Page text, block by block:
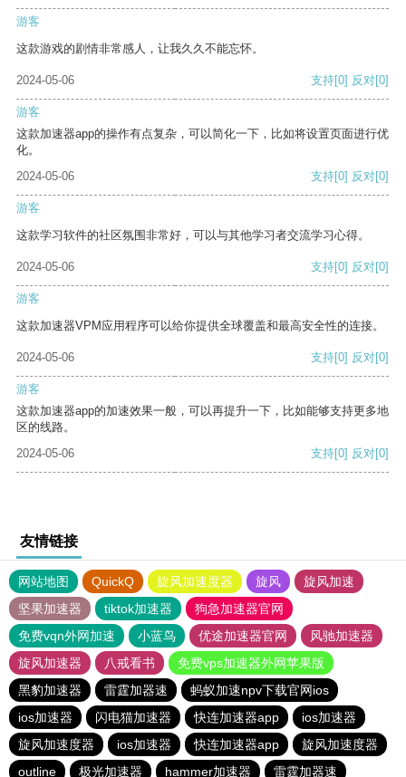
游客
这款游戏的剧情非常感人，让我久久不能忘怀。
2024-05-06 支持[0] 反对[0]
游客
这款加速器app的操作有点复杂，可以简化一下，比如将设置页面进行优
化。
2024-05-06
支持[0] 反对[0]
游客
这款学习软件的社区氛围非常好，可以与其他学习者交流学习心得。
2024-05-06 支持[0] 反对[0]
游客
这款加速器VPM应用程序可以给你提供全球覆盖和最高安全性的连接。
2024-05-06 支持[0] 反对[0]
游客
这款加速器app的加速效果一般，可以再提升一下，比如能够支持更多地
区的线路。
2024-05-06
支持[0] 反对[0]
友情链接
网站地图 QuickQ 旋风加速度器 旋风
旋风加速
坚果加速器
tiktok加速器
狗急加速器官网
免费vqn外网加速
小蓝鸟 优途加速器官网
风驰加速器
旋风加速器
八戒看书
免费vps加速器外网苹果版
黑豹加速器
雷霆加器速
蚂蚁加速npv下载官网ios
ios加速器
闪电猫加速器 快连加速器app
ios加速器
旋风加速度器
ios加速器 快连加速器app
旋风加速度器
outline
极光加速器 hammer加速器 雷霆加器速